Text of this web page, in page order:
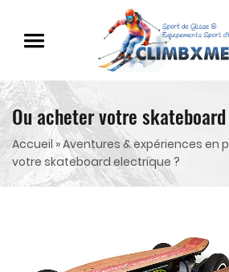
Ou acheter votre
Accueil»Aventures & expériences en
votre skateboard electrique ?